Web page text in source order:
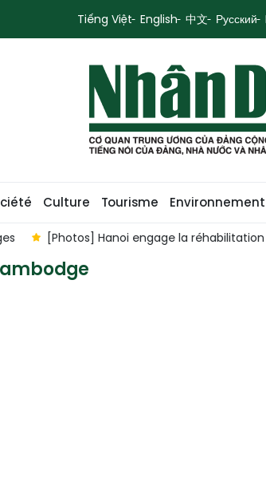
Tiếng Việt English 中文 Русский
Culture Tourisme Environnement
[Photos] Hanoi engage la